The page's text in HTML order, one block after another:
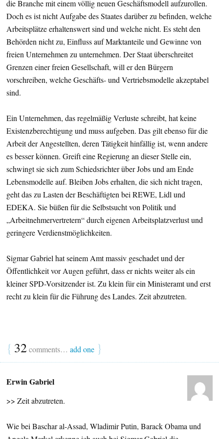
die Branche mit einem völlig neuen Geschäftsmodell aufzurollen.
Doch es ist nicht Aufgabe des Staates darüber zu befinden, welche
Arbeitsplätze erhaltenswert sind und welche nicht. Es steht den
Behörden nicht zu, Einfluss auf Marktanteile und Gewinne von
freien Unternehmen zu unternehmen. Der Staat überschreitet
Grenzen einer freien Gesellschaft, will er den Bürgern
vorschreiben, welche Geschäfts- und Vertriebsmodelle akzeptabel
sind.
Ein Unternehmen, das regelmäßig Verluste schreibt, hat keine
Existenzberechtigung und muss aufgeben. Das gilt ebenso für die
Arbeit der Angestellten, deren Tätigkeit hinfällig ist, wenn andere
es besser können. Greift eine Regierung an dieser Stelle ein,
schwingt sie sich zum Schiedsrichter über Jobs und am Ende
Lebensmodelle auf. Bleiben Jobs erhalten, die sich nicht tragen,
geht das zu Lasten der Beschäftigten bei REWE, Lidl und
EDEKA. Sie büßen für die Selbstsucht von Politik und
„Arbeitnehmervertretern“ durch eigenen Arbeitsplatzverlust und
geringere Verdienstmöglichkeiten.
Sigmar Gabriel hat seinem Amt massiv geschadet und der
Öffentlichkeit vor Augen geführt, dass er nichts weiter als ein
kleiner SPD-Vorsitzender ist. Zu klein für ein Ministeramt und erst
recht zu klein für die Führung des Landes. Zeit abzutreten.
{ 32comments… add one }
Erwin Gabriel
>> Zeit abzutreten.
Wie bei Baschar al-Assad, Wladimir Putin, Barack Obama und